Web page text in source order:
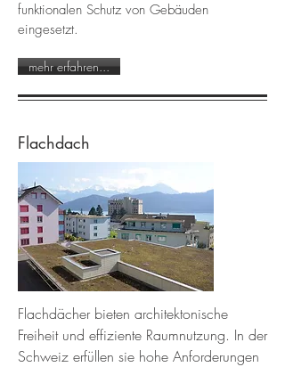
funktionalen Schutz von Gebäuden
eingesetzt.
mehr erfahren...
Flachdach
Flachdächer bieten architektonische
Freiheit und effiziente Raumnutzung. In der
Schweiz erfüllen sie hohe Anforderungen